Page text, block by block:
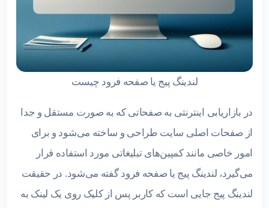
لندینگ پیج یا صفحه فرود چیست
در بازاریابی اینترنتی به صفحاتی که به صورت مستقل و جدا
از صفحات اصلی سایت طراحی و ساخته می‌شود و برای
امور خاصی مانند کمپین‌های تبلیغاتی مورد استفاده قرار
می‌گیرد، لندینگ پیج یا صفحه فرود گفته می‌شود. در حقیقت
لندینگ پیج جایی است که کاربر پس از کلیک روی یک لینک به